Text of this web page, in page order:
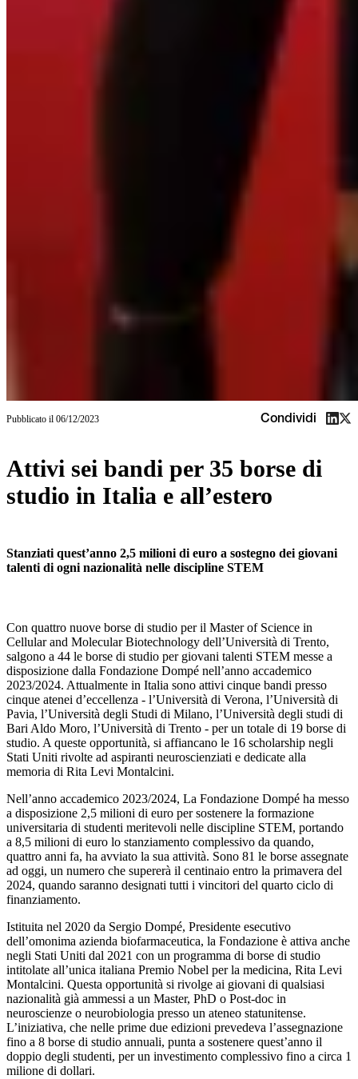
Pubblicato il 06/12/2023 Condividi
Attivi sei bandi per 35 borse di
studio in Italia e all’estero
Stanziati quest’anno 2,5 milioni di euro a sostegno dei giovani
talenti di ogni nazionalità nelle discipline STEM
Con quattro nuove borse di studio per il Master of Science in
Cellular and Molecular Biotechnology dell’Università di Trento,
salgono a 44 le borse di studio per giovani talenti STEM messe a
disposizione dalla Fondazione Dompé nell’anno accademico
2023/2024. Attualmente in Italia sono attivi cinque bandi presso
cinque atenei d’eccellenza - l’Università di Verona, l’Università di
Pavia, l’Università degli Studi di Milano, l’Università degli studi di
Bari Aldo Moro, l’Università di Trento - per un totale di 19 borse di
studio. A queste opportunità, si affiancano le 16 scholarship negli
Stati Uniti rivolte ad aspiranti neuroscienziati e dedicate alla
memoria di Rita Levi Montalcini.
Nell’anno accademico 2023/2024, La Fondazione Dompé ha messo
a disposizione 2,5 milioni di euro per sostenere la formazione
universitaria di studenti meritevoli nelle discipline STEM, portando
a 8,5 milioni di euro lo stanziamento complessivo da quando,
quattro anni fa, ha avviato la sua attività. Sono 81 le borse assegnate
ad oggi, un numero che supererà il centinaio entro la primavera del
2024, quando saranno designati tutti i vincitori del quarto ciclo di
finanziamento.
Istituita nel 2020 da Sergio Dompé, Presidente esecutivo
dell’omonima azienda biofarmaceutica, la Fondazione è attiva anche
negli Stati Uniti dal 2021 con un programma di borse di studio
intitolate all’unica italiana Premio Nobel per la medicina, Rita Levi
Montalcini. Questa opportunità si rivolge ai giovani di qualsiasi
nazionalità già ammessi a un Master, PhD o Post-doc in
neuroscienze o neurobiologia presso un ateneo statunitense.
L’iniziativa, che nelle prime due edizioni prevedeva l’assegnazione
fino a 8 borse di studio annuali, punta a sostenere quest’anno il
doppio degli studenti, per un investimento complessivo fino a circa 1
milione di dollari.